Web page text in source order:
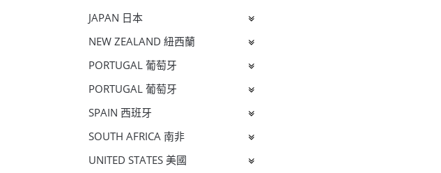
JAPAN 日本
NEW ZEALAND 紐西蘭
PORTUGAL 葡萄牙
PORTUGAL 葡萄牙
SPAIN 西班牙
SOUTH AFRICA 南非
UNITED STATES 美國